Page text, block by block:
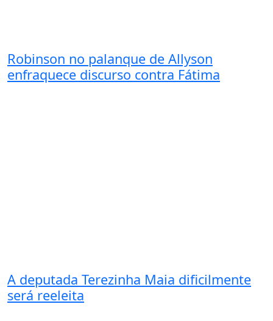
Robinson no palanque de Allyson
enfraquece discurso contra Fátima
A deputada Terezinha Maia dificilmente
será reeleita